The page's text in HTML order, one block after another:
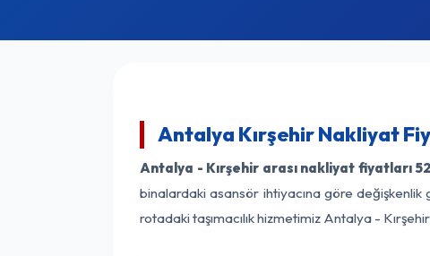
Antalya Kırşehir Nakliyat
Antalya - Kırşehir arası nakliyat fiyatları
binalardaki asansör ihtiyacına göre
rotadaki taşımacılık hizmetimiz Antalya -